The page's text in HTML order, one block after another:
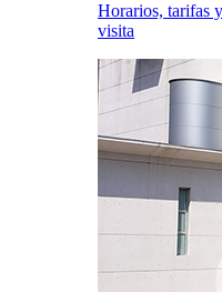
Horarios, tarifas
visita